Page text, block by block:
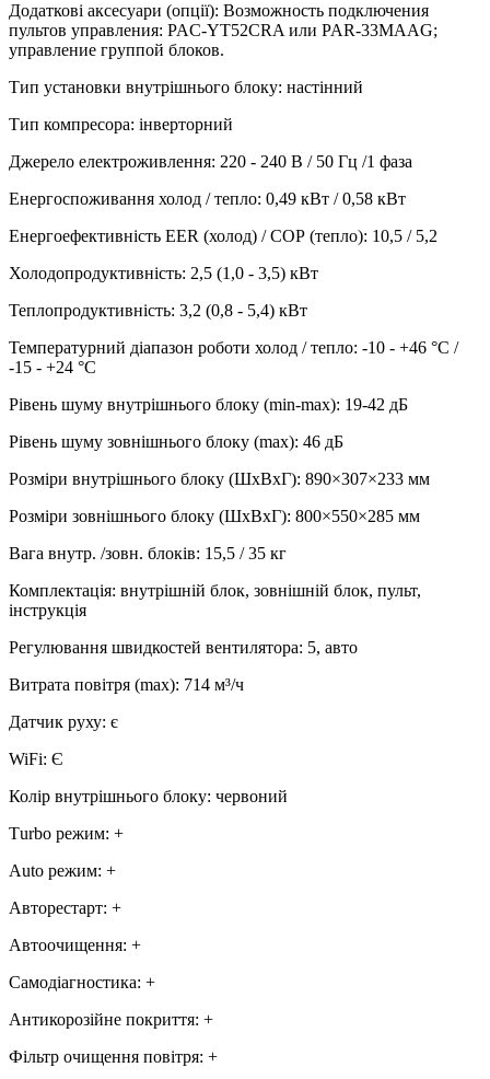
Додаткові аксесуари (опції): Возможность подключения
пультов управления: PAC-YT52CRA или PAR-33MAAG;
управление группой блоков.
Тип установки внутрішнього блоку: настінний
Тип компресора: інверторний
Джерело електроживлення: 220 - 240 В / 50 Гц /1 фаза
Енергоспоживання холод / тепло: 0,49 кВт / 0,58 кВт
Енергоефективність EER (холод) / СОР (тепло): 10,5 / 5,2
Холодопродуктивність: 2,5 (1,0 - 3,5) кВт
Теплопродуктивність: 3,2 (0,8 - 5,4) кВт
Температурний діапазон роботи холод / тепло: -10 - +46 °С /
-15 - +24 °С
Рівень шуму внутрішнього блоку (min-max): 19-42 дБ
Рівень шуму зовнішнього блоку (max): 46 дБ
Розміри внутрішнього блоку (ШхВхГ): 890×307×233 мм
Розміри зовнішнього блоку (ШхВхГ): 800×550×285 мм
Вага внутр. /зовн. блоків: 15,5 / 35 кг
Комплектація: внутрішній блок, зовнішній блок, пульт,
інструкція
Регулювання швидкостей вентилятора: 5, авто
Витрата повітря (max): 714 м³/ч
Датчик руху: є
WiFi: Є
Колір внутрішнього блоку: червоний
Тurbo режим: +
Аuto режим: +
Авторестарт: +
Автоочищення: +
Самодіагностика: +
Антикорозійне покриття: +
Фільтр очищення повітря: +